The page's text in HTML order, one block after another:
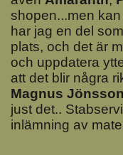
shopen...men
har jag en del
plats, och det är
och uppdatera
att det blir några
Magnus Jönsson
just det..
inlämning av